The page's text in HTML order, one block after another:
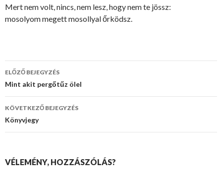
Mert nem volt, nincs, nem lesz, hogy nem te jössz:
mosolyom megett mosollyal őrködsz.
Bejegyzés
navigáció
ELŐZŐ BEJEGYZÉS
Mint akit pergőtűz ölel
KÖVETKEZŐ BEJEGYZÉS
Könyvjegy
VÉLEMÉNY, HOZZÁSZÓLÁS?